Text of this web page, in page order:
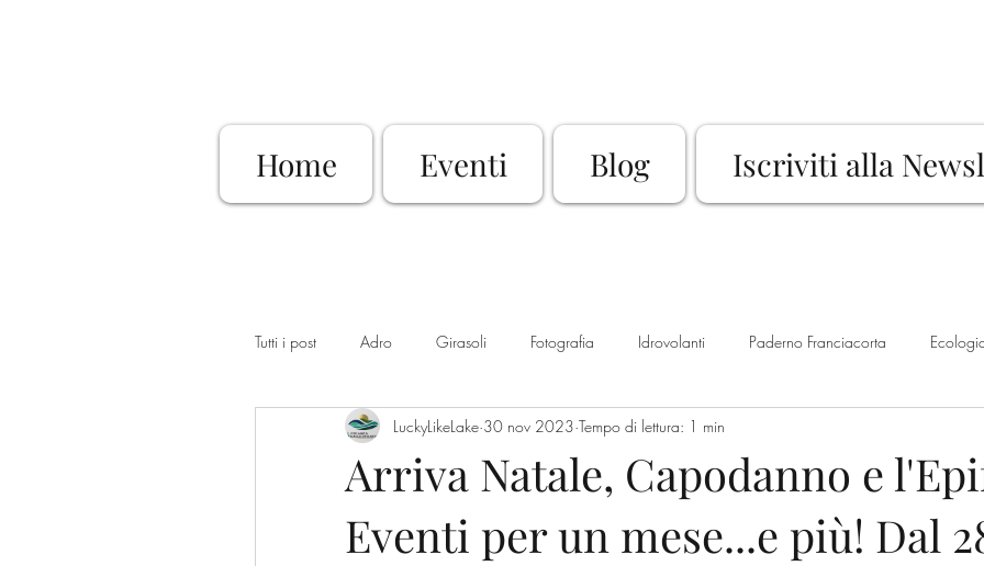
Home Eventi Blog Iscriviti alla
Tutti i post Adro Girasoli Fotografia Idrovolanti Paderno Franciacorta
Dimore Storiche Sovere Rassegna Culturale Sport
escursioni gastronomia
Arriva Natale, Capodanno e
Eventi per un mese...e più! Dal
LuckyLikeLake 30 nov 2023 Tempo di lettura: 1 min